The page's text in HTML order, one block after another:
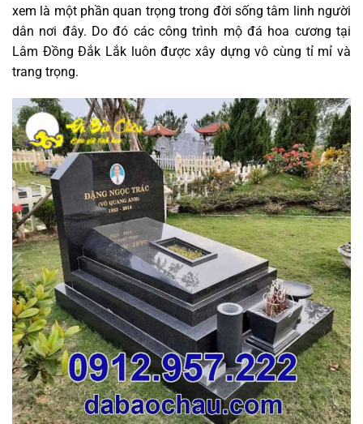
xem là một phần quan trọng trong đời sống tâm linh người
dân nơi đây. Do đó các công trình mộ đá hoa cương tại
Lâm Đồng Đắk Lắk luôn được xây dựng vô cùng tỉ mỉ và
trang trọng.